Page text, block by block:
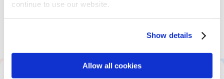
continue to use our website.
Show details
Allow all cookies